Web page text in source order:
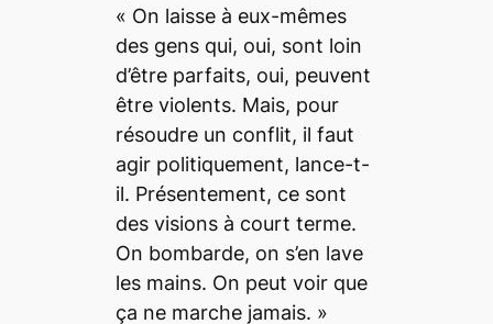
« On laisse à eux-mêmes
des gens qui, oui, sont loin
d’être parfaits, oui, peuvent
être violents. Mais, pour
résoudre un conflit, il faut
agir politiquement, lance-t-
il. Présentement, ce sont
des visions à court terme.
On bombarde, on s’en lave
les mains. On peut voir que
ça ne marche jamais. »